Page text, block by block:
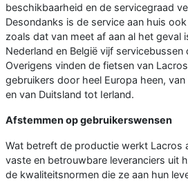
beschikbaarheid en de servicegraad
Desondanks is de service aan huis
zoals dat van meet af aan al het geval
Nederland en België vijf
Overigens vinden de fietsen van
gebruikers door heel Europa heen,
en van Duitsland tot Ierland.
Afstemmen op gebruikerswensen
Wat betreft de productie werkt Lacros
vaste en betrouwbare leveranciers uit
de kwaliteitsnormen die ze aan hun